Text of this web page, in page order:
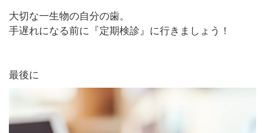
大切な一生物の自分の歯。
手遅れになる前に『定期検診』に行きましょう！
最後に